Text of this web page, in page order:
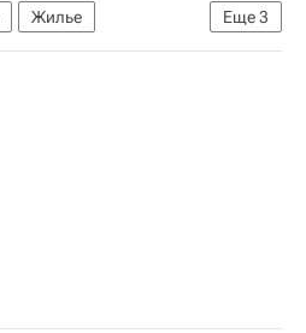
Еще3
Жилье